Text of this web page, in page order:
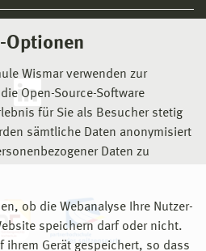
Optionen
Wismar verwenden zur
Open-Source-Software
für Sie als Besucher stetig
sämtliche Daten anonymisiert
Daten zu
ob die Webanalyse Ihre Nutzer-
speichern darf oder nicht.
ihrem Gerät gespeichert, so dass